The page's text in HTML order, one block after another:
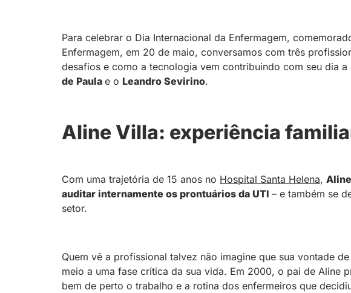
Para celebrar o Dia Internacional da Enfermagem,
Enfermagem, em 20 de maio, conversamos com três
desafios e como a tecnologia vem contribuindo com seu dia a
de Paula e o Leandro Sevirino.
Aline Villa: experiência
Com uma trajetória de 15 anos no Hospital Santa Helena,
auditar internamente os prontuários da UTI – e também se
setor.
Quem vê a profissional talvez não imagine que sua vontade
meio a uma fase crítica da sua vida. Em 2000, o pai de Aline
bem de perto o trabalho e a rotina dos enfermeiros que